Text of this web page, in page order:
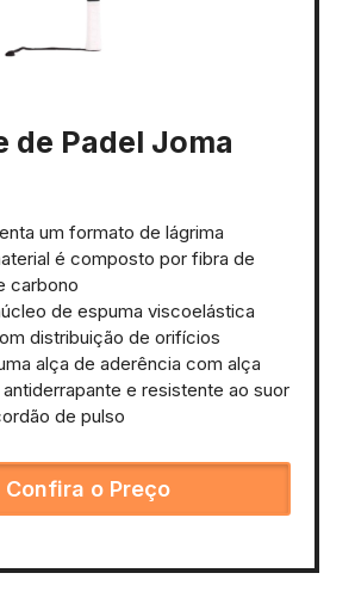
de Padel Joma
um formato de lágrima
é composto por fibra de
carbono
de espuma viscoelástica
distribuição de orifícios
alça de aderência com alça
e resistente ao suor
de pulso
Confira o Preço